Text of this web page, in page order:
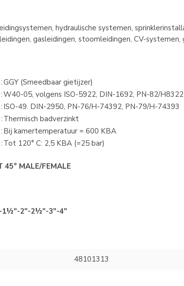
hydraulische systemen,
gasleidingen, stoomleidingen, CV-
:GGY (Smeedbaar gietijzer)
:W40-05, volgens ISO-5922, DIN-1692, PN-82/
: ISO-49. DIN-2950, PN-76/H-74392, PN-79/H-74393
: Thermisch badverzinkt
: Bij kamertemperatuur = 600 KBA
: Tot 120° C: 2,5 KBA (=25 bar)
45° MALE/FEMALE
2"-2½"-3"-4"
48101313